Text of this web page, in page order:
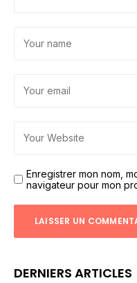
Enregistrer mon nom,
navigateur pour mon
DERNIERS ARTICLES